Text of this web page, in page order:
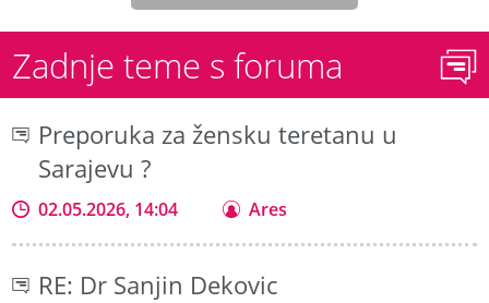
Zadnje teme s foruma
Preporuka za žensku teretanu u
Sarajevu ?
02.05.2026, 14:04 Ares
RE: Dr Sanjin Dekovic